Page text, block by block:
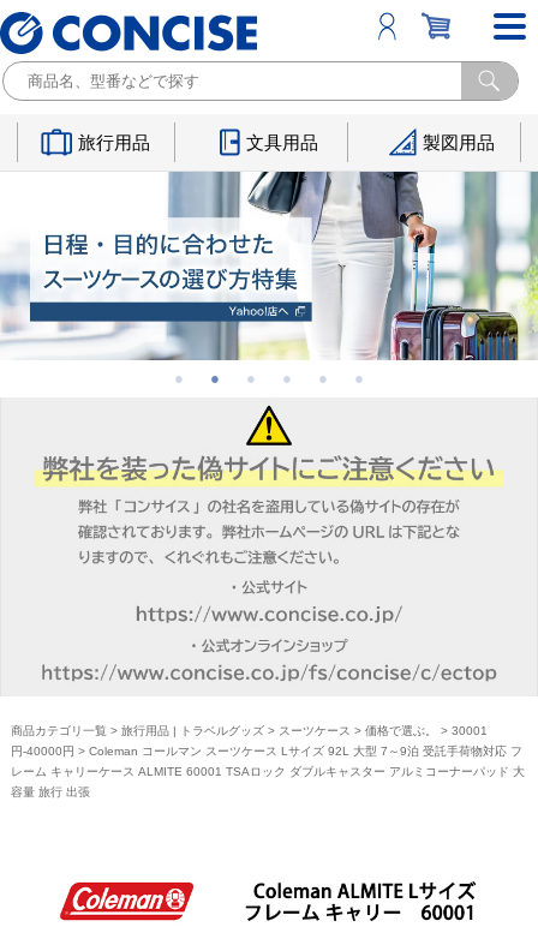
旅行用品 文具用品 製図用品
商品カテゴリ一覧 > 旅行用品 | トラベルグッズ> スーツケース > 価格で選ぶ。 > 30001
円-40000円 > Coleman コールマン スーツケース Lサイズ 92L 大型 7～9泊 受託手荷物対応 フ
レーム キャリーケース ALMITE 60001 TSAロック ダブルキャスター アルミコーナーパッド 大
容量 旅行 出張